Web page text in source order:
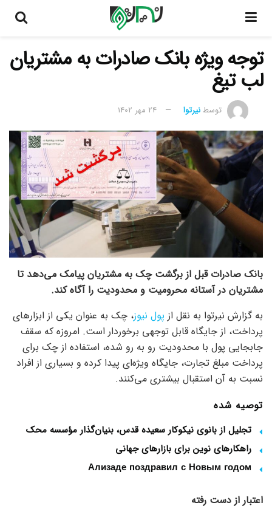
توجه ویژه بانک صادرات به مشتریان
لب تیغ
توسطنیرتوا 24 مهر 1402
بانک صادرات قبل از برگشت چک به مشتریان پیامک می‌دهد تا
مشتریان در آستانه محرومیت و محدودیت را آگاه کند.
به گزارش نیرتوا به نقل از پول نیوز، چک به عنوان یکی از ابزار‌های
پرداخت، از جایگاه قابل توجهی برخوردار است. امروزه که سقف
جابجایی پول با محدودیت رو به رو شده، استفاده از چک برای
پرداخت مبلغ تجارت، جایگاه ویژه‌ای پیدا کرده و بسیاری از افراد
نسبت به آن استقبال بیشتری می‌کنند.
توصیه شده
تجلیل از بانوی نیکوکار سعیده قدس، بنیان‌گذار مؤسسه محک
راهکارهای نوین برای بازارهای جهانی
Ализаде поздравил с Новым годом
اعتبار از دست رفته